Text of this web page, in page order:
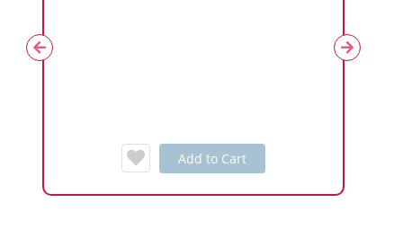
Add to Cart